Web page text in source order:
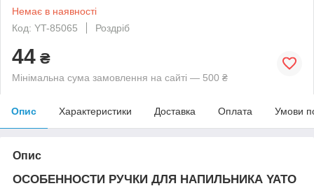
Немає в наявності
Код: YT-85065
Роздріб
44 ₴
Мінімальна сума замовлення на сайті — 500 ₴
Опис Характеристики Доставка Оплата Умови
Опис
ОСОБЕННОСТИ РУЧКИ ДЛЯ НАПИЛЬНИКА YATO